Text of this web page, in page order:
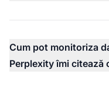
Cum pot monitoriza
Perplexity îmi